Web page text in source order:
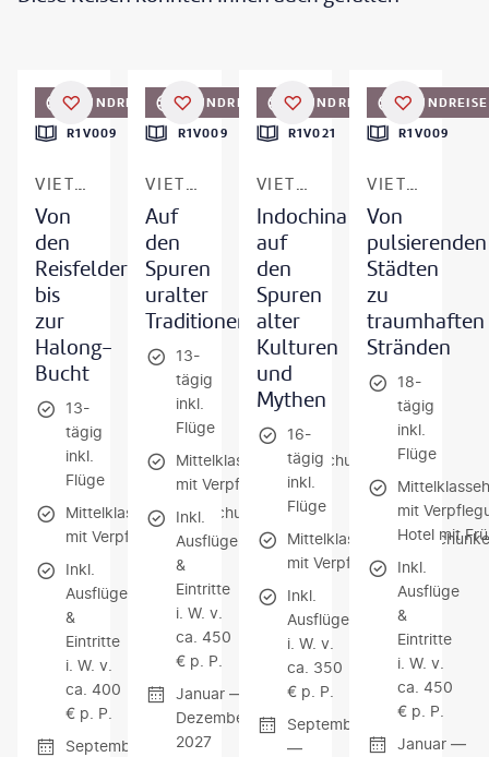
DEAL RUNDREISE
R1V009
VIETNAM
Von
den
Reisfeldern
bis
zur
Halong-
Bucht
13-
tägig
inkl.
Flüge
Mittelklassehotels/Dschunke
mit Verpflegung
Inkl.
Ausflüge
&
Eintritte
i. W. v.
ca. 400
€ p. P.
September
RUNDREISE
R1V009
VIETNAM
Auf
den
Spuren
uralter
Traditionen
13-
tägig
inkl.
Flüge
Mittelklassehotels/Dschunke
mit Verpflegung
Inkl.
Ausflüge
&
Eintritte
i. W. v.
ca. 450
€ p. P.
Januar —
Dezember
2027
RUNDREISE
R1V021
VIETNAM & KAMBODSCHA
Indochina
auf
den
Spuren
alter
Kulturen
und
Mythen
16-
tägig
inkl.
Flüge
Mittelklassehotels/Dschunke
mit Verpflegung
Inkl.
Ausflüge
i. W. v.
ca. 350
€ p. P.
September
—
RUNDREISE
R1V009
VIETNAM
Von
pulsierenden
Städten
zu
traumhaften
Stränden
18-
tägig
inkl.
Flüge
mit
Hotel mit
Inkl.
Ausflüge
&
Eintritte
i. W. v.
ca. 450
€ p. P.
Januar —